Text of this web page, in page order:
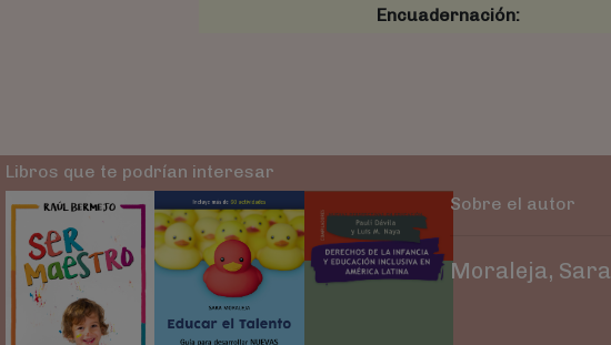
Encuadernación:
Libros que te podrían interesar
Sobre el autor
Moraleja, Sara